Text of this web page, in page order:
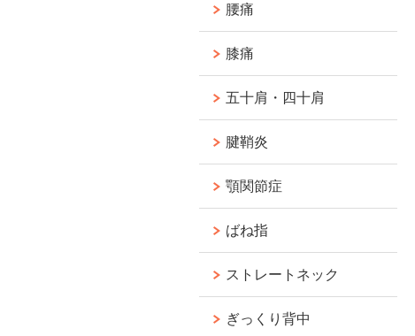
腰痛
膝痛
五十肩・四十肩
腱鞘炎
顎関節症
ばね指
ストレートネック
ぎっくり背中